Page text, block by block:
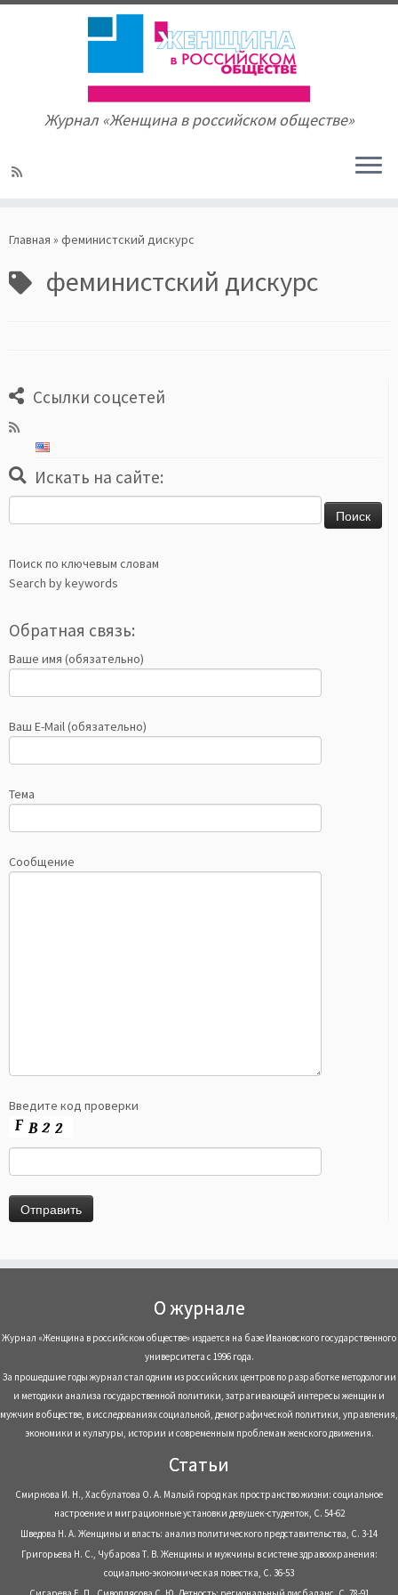
to
Журнал «Женщина в российском обществе»
Главная » феминистский дискурс
феминистский дискурс
Ссылки соцсетей
Искать на сайте:
Поиск по ключевым словам
Search by keywords
Обратная связь:
Ваше имя (обязательно)
Ваш E-Mail (обязательно)
Тема
Сообщение
Введите код проверки
О журнале
Журнал «Женщина в российском обществе» издается на базе Ивановского государственного
университета с 1996 года.
За прошедшие годы журнал стал одним из российских центров по разработке методологии
и методики анализа государственной политики, затрагивающей интересы женщин и
мужчин в обществе, в исследованиях социальной, демографической политики, управления,
экономики и культуры, истории и современным проблемам женского движения.
Статьи
Смирнова И. Н., Хасбулатова О. А. Малый город как пространство жизни: социальное
настроение и миграционные установки девушек-студенток, С. 54-62
Шведова Н. А. Женщины и власть: анализ политического представительства, С. 3-14
Григорьева Н. С., Чубарова Т. В. Женщины и мужчины в системе здравоохранения:
социально-экономическая повестка, С. 36-53